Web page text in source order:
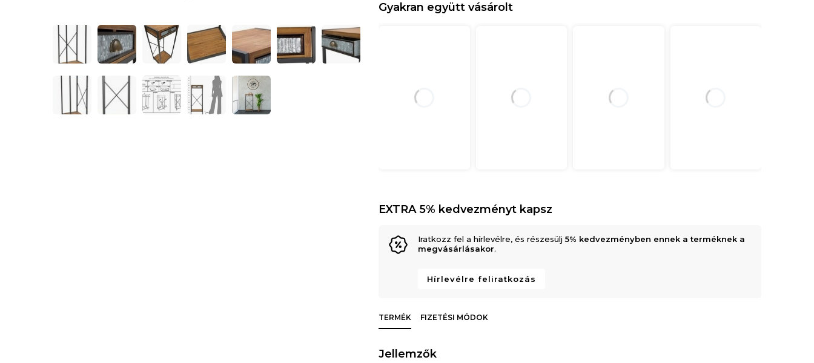
Gyakran együtt vásárolt
EXTRA 5% kedvezményt kapsz
Iratkozz fel a hírlevélre, és részesülj5% kedvezményben ennek a terméknek a
megvásárlásakor.
Hírlevélre feliratkozás
TERMÉK FIZETÉSI MÓDOK
Jellemzők